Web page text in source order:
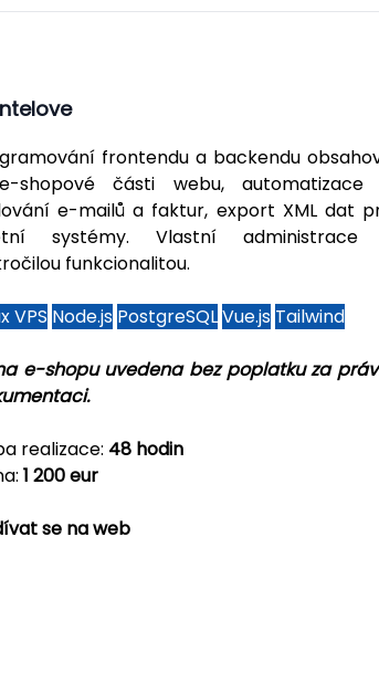
frontendu a backendu
shopové části webu, automatizace
e-mailů a faktur, export XML dat
systémy. Vlastní administrace
funkcionalitou.
VPS Node.js PostgreSQLVue.js Tailwind
e-shopu uvedena bez poplatku za
realizace: 48 hodin
1 200 eur
se na web